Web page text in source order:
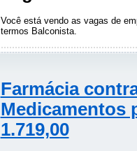
Você está vendo as vagas de
termos Balconista.
Farmácia
Medicamentos
1.719,00